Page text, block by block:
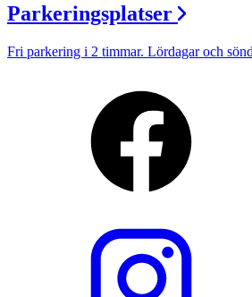
Parkeringsplatser
Fri parkering i 2 timmar. Lördagar och